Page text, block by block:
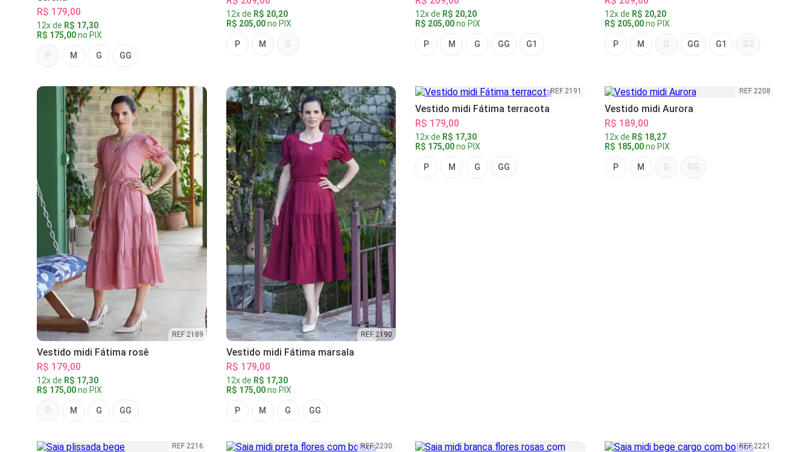
R$ 179,00
12x de R$ 17,30
R$ 175,00no PIX
P M G GG
12x de R$ 20,20
R$ 205,00no PIX
P M G
12x de R$ 20,20
R$ 205,00no PIX
P M G GG G1
12x de R$ 20,20
R$ 205,00no PIX
P M G GG G1 G2
REF 2189
Vestido midi Fátima rosê
R$ 179,00
12x de R$ 17,30
R$ 175,00no PIX
P M G GG
REF 2190
Vestido midi Fátima marsala
R$ 179,00
12x de R$ 17,30
R$ 175,00no PIX
P M G GG
REF 2191
Vestido midi Fátima terracota
R$ 179,00
12x de R$ 17,30
R$ 175,00no PIX
P M G GG
REF 2208
Vestido midi Aurora
R$ 189,00
12x de R$ 18,27
R$ 185,00no PIX
P M G GG
REF 2216 REF 2230 REF 2221